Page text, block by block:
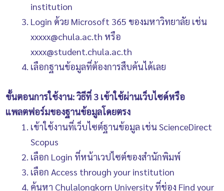
institution
Login ด้วย Microsoft 365 ของมหาวิทยาลัย เช่น
xxxxx@chula.ac.th หรือ
xxxx@student.chula.ac.th
เลือกฐานข้อมูลที่ต้องการสืบค้นได้เลย
ขั้นตอนการใช้งาน: วิธีที่ 3 เข้าใช้ผ่านเว็บไซด์หรือ
แพลตฟอร์มของฐานข้อมูลโดยตรง
เข้าใช้งานที่เว็บไซต์ฐานข้อมูล เช่น ScienceDirect
Scopus
เลือก Login ที่หน้าเวปไซต์ของสำนักพิมพ์
เลือก Access through your institution
ค้นหา Chulalongkorn University ที่ช่อง Find your